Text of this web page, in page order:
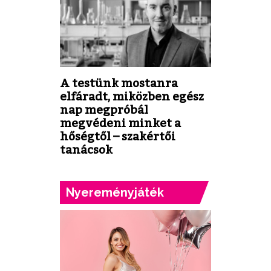
A testünk mostanra
elfáradt, miközben egész
nap megpróbál
megvédeni minket a
hőségtől – szakértői
tanácsok
Nyereményjáték